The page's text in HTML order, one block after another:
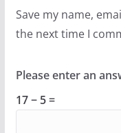
Save my name,
the next time I
Please enter an
17 − 5 =